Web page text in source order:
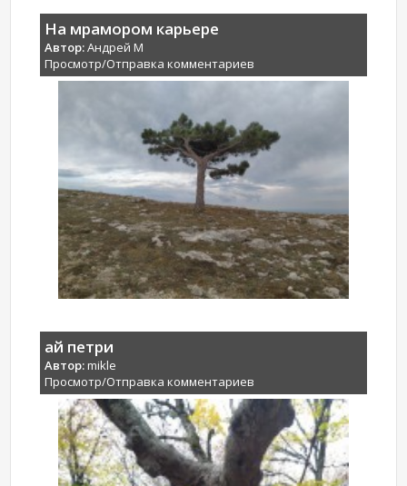
На мрамором карьере
Автор:Андрей М
Просмотр/Отправка комментариев
ай петри
Автор:mikle
Просмотр/Отправка комментариев